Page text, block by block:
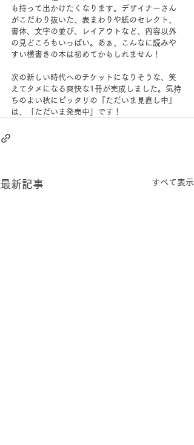
も持って出かけたくなります。デザイナーさん
がこだわり抜いた、表まわりや紙のセレクト、
書体、文字の並び、レイアウトなど、内容以外
の見どころもいっぱい。あぁ、こんなに読みや
すい横書きの本は初めてかもしれません！
次の新しい時代へのチケットになりそうな、笑
えてタメになる爽快な1冊が完成しました。気持
ちのよい秋にピッタリの『ただいま見直し中』
は、「ただいま発売中」です！
最新記事 すべて表示